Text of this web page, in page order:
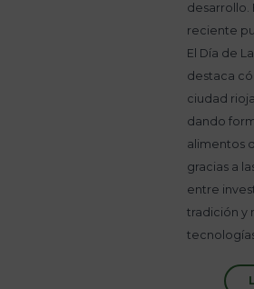
desarrollo.
reciente
El Día de
destaca
ciudad
dando
alimentos
gracias a
entre
tradición y